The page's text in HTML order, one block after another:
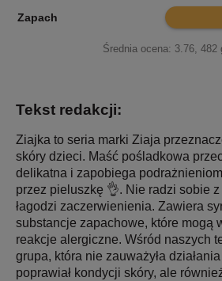
Zapach 7.6
Średnia ocena: 3.76, 482
Tekst redakcji:
Ziajka to seria marki Ziaja
skóry dzieci. Maść pośladkowa
delikatna i zapobiega
przez pieluszkę 👌. Nie radzi sobie
łagodzi zaczerwienienia. Zawiera
substancje zapachowe, które mogą
reakcje alergiczne. Wśród naszych
grupa, która nie zauważyła
poprawiał kondycji skóry, ale